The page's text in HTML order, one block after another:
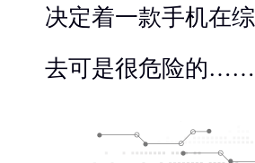
决定着一款手机在
去可是很危险的……